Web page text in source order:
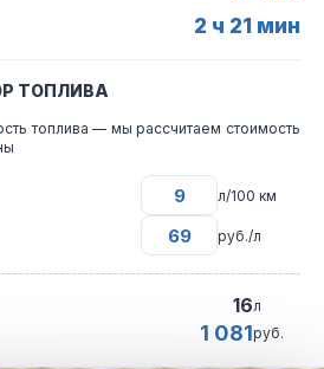
2 ч 21 мин
ТОПЛИВА
топлива — мы рассчитаем стоимость
л/100 км
руб./л
16л
1 081руб.